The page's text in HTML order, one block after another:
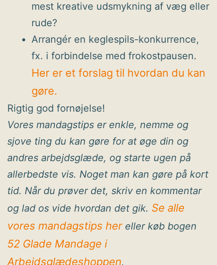
mest kreative udsmykning af væg eller
rude?
Arrangér en keglespils-konkurrence,
fx. i forbindelse med frokostpausen.
Her er et forslag til hvordan du kan
gøre.
Rigtig god fornøjelse!
Vores mandagstips er enkle, nemme og
sjove ting du kan gøre for at øge din og
andres arbejdsglæde, og starte ugen på
allerbedste vis. Noget man kan gøre på kort
tid. Når du prøver det, skriv en kommentar
og lad os vide hvordan det gik. Se alle
vores mandagstips hereller køb bogen
52 Glade Mandage i
Arbejdsglædeshoppen.